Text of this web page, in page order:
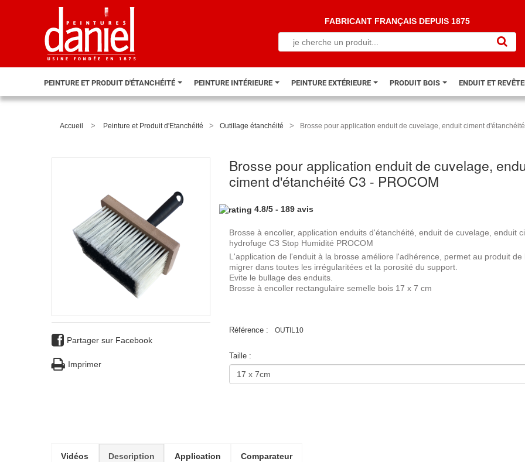
FABRICANT FRANÇAIS DEPUIS 1875
PEINTURE ET PRODUIT D'ÉTANCHÉITÉ PEINTURE INTÉRIEURE PEINTURE EXTÉRIEURE PRODUIT BOIS ENDUIT ET
Accueil > Peinture et Produit d'Etanchéité > Outillage étanchéité > Brosse pour application enduit de cuvelage, enduit ciment
Partager sur Facebook
Imprimer
Brosse pour application enduit de cuvelage,
ciment d'étanchéité C3 - PROCOM
4.8/5 - 189 avis
Brosse à encoller, application enduits d'étanchéité, enduit de cuvelage, enduit
hydrofuge C3 Stop Humidité PROCOM
L'application de l'enduit à la brosse améliore l'adhérence, permet au produit de
migrer dans toutes les irrégularitées et la porosité du support.
Evite le bullage des enduits.
Brosse à encoller rectangulaire semelle bois 17 x 7 cm
Référence : OUTIL10
Taille :
Vidéos Description Application Comparateur